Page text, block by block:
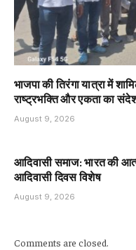
भाजपा की तिरंगा यात्रा में
राष्ट्रभक्ति और एकता का
August 9, 2026
आदिवासी समाज: भारत की
आदिवासी दिवस विशेष
August 9, 2026
Comments are closed.